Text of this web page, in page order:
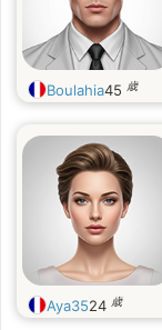
Boulahia45 歳
Aya3524 歳